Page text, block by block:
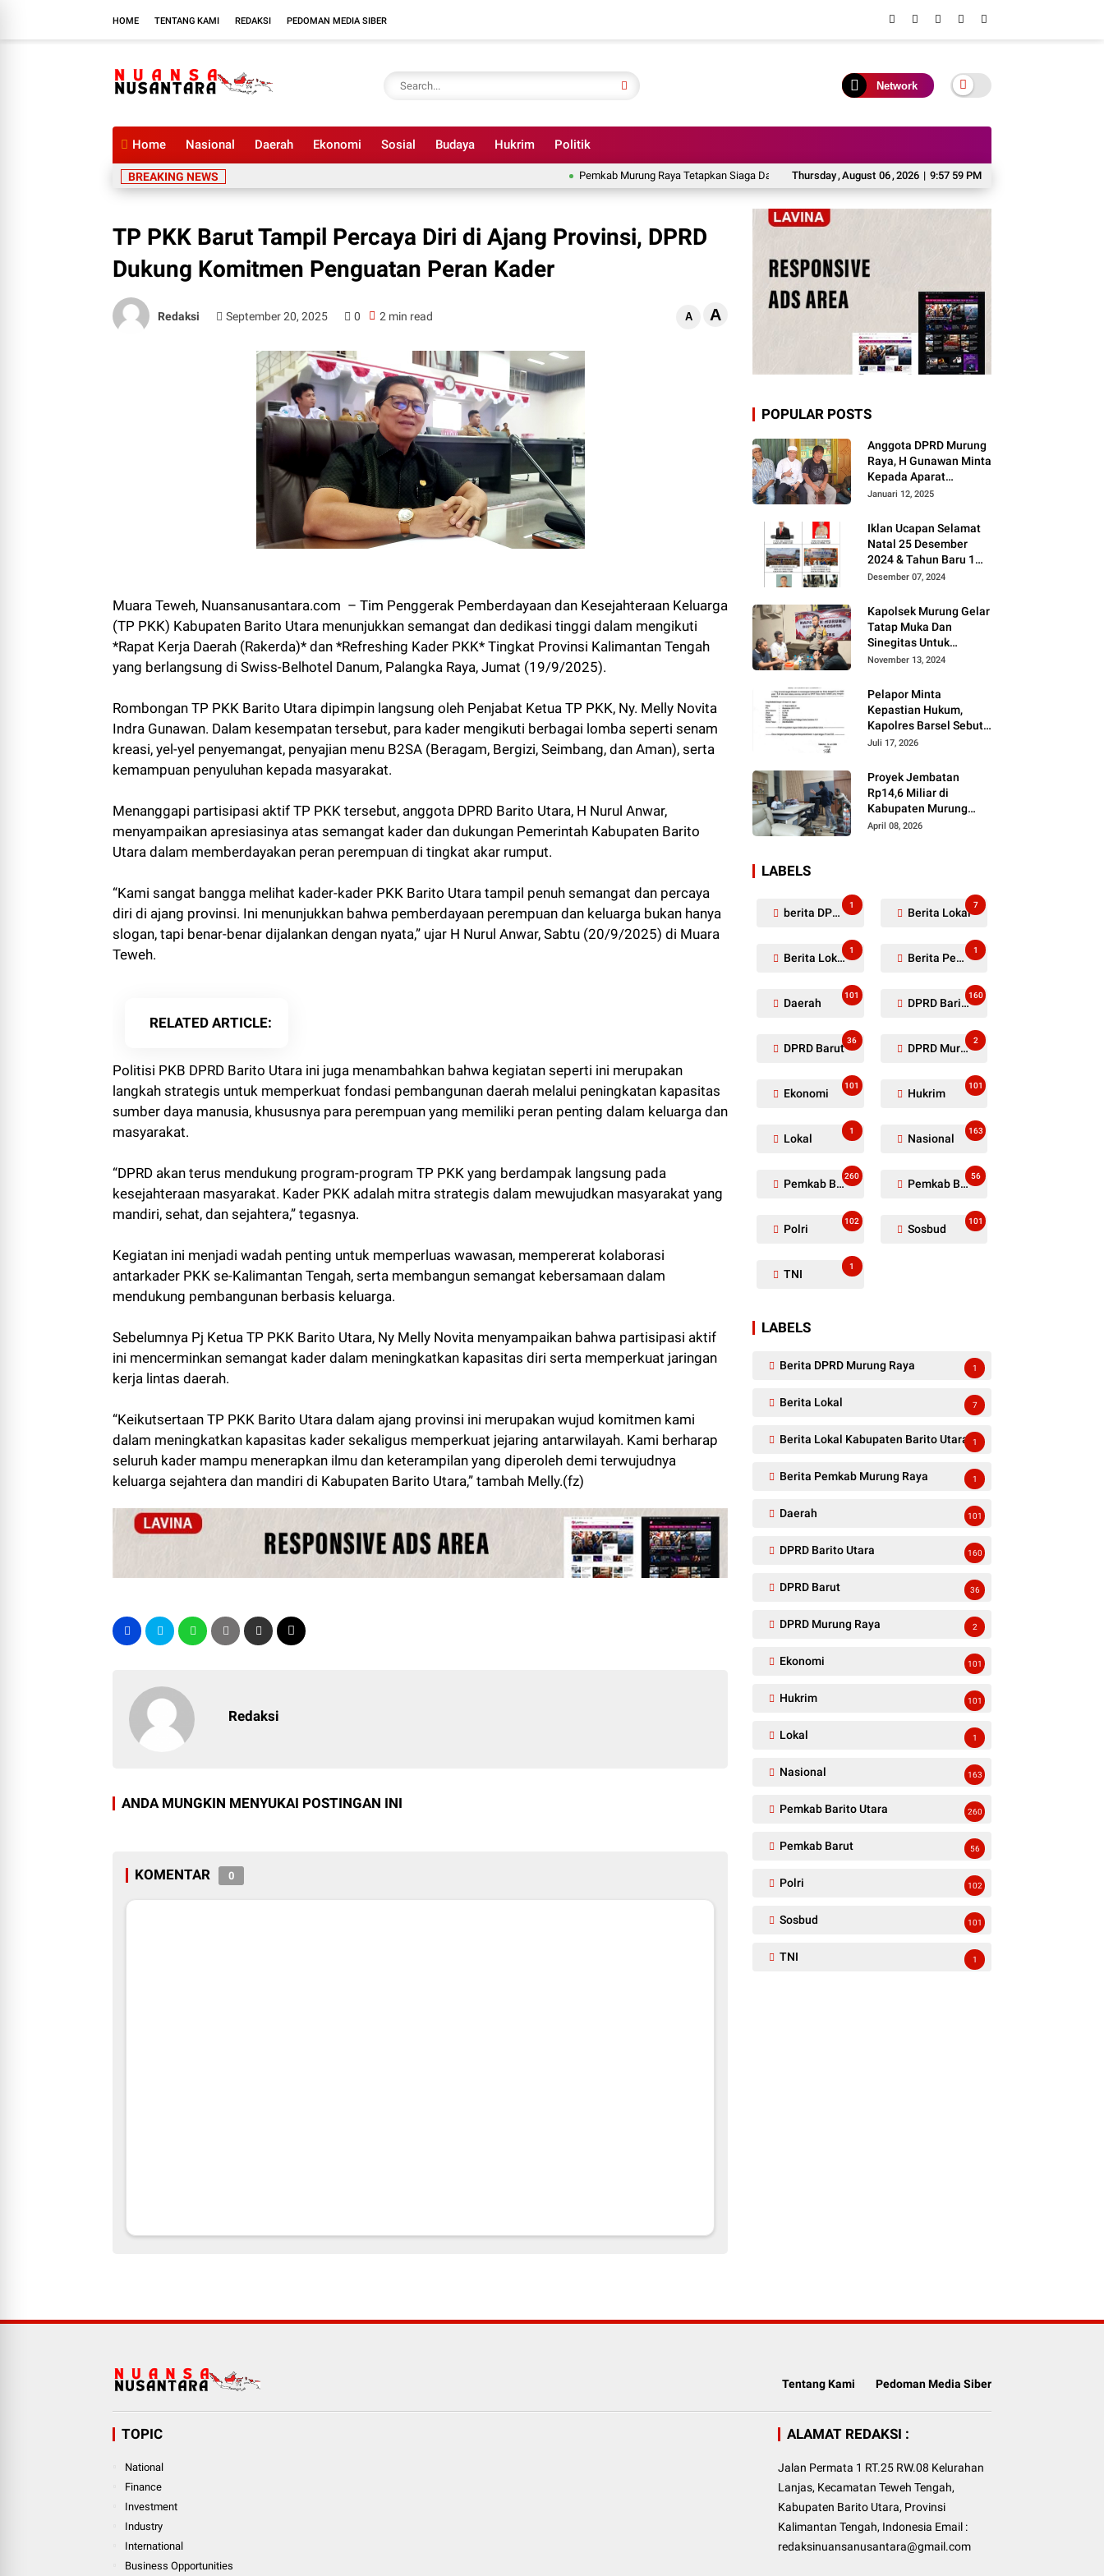
HOME TENTANG KAMI REDAKSI PEDOMAN MEDIA SIBER
Network
Home Nasional Daerah Ekonomi Sosial Budaya Hukrim Politik
Thursday,August 06,2026 | 9:57 59 PM
BREAKING NEWS Pemkab Murung Raya Tetapkan Siaga Darurat Karhutla, Desa Diminta Siapkan Anggaran Penanggulangan
TP PKK Barut Tampil Percaya Diri di Ajang Provinsi, DPRD
Dukung Komitmen Penguatan Peran Kader
Redaksi September 20, 2025 0 2 min read A A
Muara Teweh, Nuansanusantara.com – Tim Penggerak Pemberdayaan dan Kesejahteraan Keluarga
(TP PKK) Kabupaten Barito Utara menunjukkan semangat dan dedikasi tinggi dalam mengikuti
*Rapat Kerja Daerah (Rakerda)* dan *Refreshing Kader PKK* Tingkat Provinsi Kalimantan Tengah
yang berlangsung di Swiss-Belhotel Danum, Palangka Raya, Jumat (19/9/2025).
Rombongan TP PKK Barito Utara dipimpin langsung oleh Penjabat Ketua TP PKK, Ny. Melly Novita
Indra Gunawan. Dalam kesempatan tersebut, para kader mengikuti berbagai lomba seperti senam
kreasi, yel-yel penyemangat, penyajian menu B2SA (Beragam, Bergizi, Seimbang, dan Aman), serta
kemampuan penyuluhan kepada masyarakat.
Menanggapi partisipasi aktif TP PKK tersebut, anggota DPRD Barito Utara, H Nurul Anwar,
menyampaikan apresiasinya atas semangat kader dan dukungan Pemerintah Kabupaten Barito
Utara dalam memberdayakan peran perempuan di tingkat akar rumput.
“Kami sangat bangga melihat kader-kader PKK Barito Utara tampil penuh semangat dan percaya
diri di ajang provinsi. Ini menunjukkan bahwa pemberdayaan perempuan dan keluarga bukan hanya
slogan, tapi benar-benar dijalankan dengan nyata,” ujar H Nurul Anwar, Sabtu (20/9/2025) di Muara
Teweh.
RELATED ARTICLE
Politisi PKB DPRD Barito Utara ini juga menambahkan bahwa kegiatan seperti ini merupakan
langkah strategis untuk memperkuat fondasi pembangunan daerah melalui peningkatan kapasitas
sumber daya manusia, khususnya para perempuan yang memiliki peran penting dalam keluarga dan
masyarakat.
“DPRD akan terus mendukung program-program TP PKK yang berdampak langsung pada
kesejahteraan masyarakat. Kader PKK adalah mitra strategis dalam mewujudkan masyarakat yang
mandiri, sehat, dan sejahtera,” tegasnya.
Kegiatan ini menjadi wadah penting untuk memperluas wawasan, mempererat kolaborasi
antarkader PKK se-Kalimantan Tengah, serta membangun semangat kebersamaan dalam
mendukung pembangunan berbasis keluarga.
Sebelumnya Pj Ketua TP PKK Barito Utara, Ny Melly Novita menyampaikan bahwa partisipasi aktif
ini mencerminkan semangat kader dalam meningkatkan kapasitas diri serta memperkuat jaringan
kerja lintas daerah.
“Keikutsertaan TP PKK Barito Utara dalam ajang provinsi ini merupakan wujud komitmen kami
dalam meningkatkan kapasitas kader sekaligus memperkuat jejaring antarwilayah. Kami berharap
seluruh kader mampu menerapkan ilmu dan keterampilan yang diperoleh demi terwujudnya
keluarga sejahtera dan mandiri di Kabupaten Barito Utara,” tambah Melly.(fz)
Redaksi
ANDA MUNGKIN MENYUKAI POSTINGAN INI
KOMENTAR 0
POPULAR POSTS
Anggota DPRD Murung
Raya, H Gunawan Minta
Kepada Aparat
Berantas judi dan
Instruksi Presiden RI
Januari 12, 2025
Iklan Ucapan Selamat
Natal 25 Desember
2024 & Tahun Baru 1
Januari 2025
Desember 07, 2024
Kapolsek Murung Gelar
Tatap Muka Dan
Sinegitas Untuk
Menjaga Situasi
Kondusif Dengan Insan
Pers
November 13, 2024
Pelapor Minta
Kepastian Hukum,
Kapolres Barsel Sebut
Dugaan Penyerobotan
Juli 17, 2026
Proyek Jembatan
Rp14,6 Miliar di
Kabupaten Murung
Raya Mangkrak,
April 08, 2026
LABELS
berita DPRD Murung Raya
1
Berita Lokal
7
Berita Lokal Kabupaten Barito Utara
1
Berita Pemkab Murung Raya
1
Daerah
101
DPRD Barito Utara
160
DPRD Barut
36
DPRD Murung Raya
2
Ekonomi
101
Hukrim
101
Lokal
1
Nasional
163
Pemkab Barito Utara
260
Pemkab Barut
56
Polri
102
Sosbud
101
TNI
1
LABELS
Berita DPRD Murung Raya 1
Berita Lokal 7
Berita Lokal Kabupaten Barito Utara 1
Berita Pemkab Murung Raya 1
Daerah 101
DPRD Barito Utara 160
DPRD Barut 36
DPRD Murung Raya 2
Ekonomi 101
Hukrim 101
Lokal 1
Nasional 163
Pemkab Barito Utara 260
Pemkab Barut 56
Polri 102
Sosbud 101
TNI 1
Tentang Kami Pedoman Media Siber
TOPIC
National
Finance
Investment
Industry
International
Business Opportunities
ALAMAT REDAKSI :
Jalan Permata 1 RT.25 RW.08 Kelurahan
Lanjas, Kecamatan Teweh Tengah,
Kabupaten Barito Utara, Provinsi
Kalimantan Tengah, Indonesia Email :
redaksinuansanusantara@gmail.com